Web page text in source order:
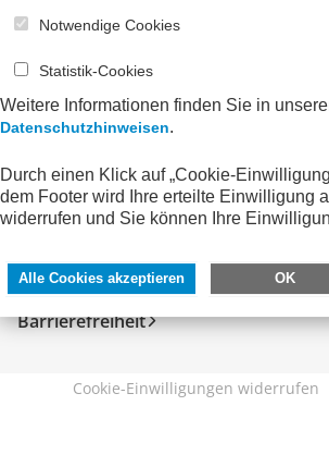
SERVICE
Impressum
Datenschutzhinweise
Barrierefreiheit
DIREKT
eXTra
AWV-
Cookie-Einwilligungen widerrufen
Notwendige Cookies
Statistik-Cookies
Weitere Informationen finden Sie in
Datenschutzhinweisen.
Durch einen Klick auf „Cookie-
dem Footer wird Ihre erteilte Einwilligung
widerrufen und Sie können Ihre
Alle Cookies akzeptieren OK